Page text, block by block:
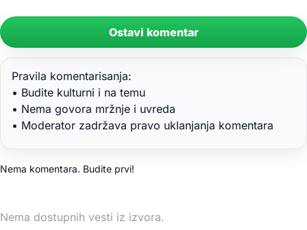
Ostavi komentar
Pravila komentarisanja:
• Budite kulturni i na temu
• Nema govora mržnje i uvreda
• Moderator zadržava pravo uklanjanja komentara
Nema komentara. Budite prvi!
Nema dostupnih vesti iz izvora.